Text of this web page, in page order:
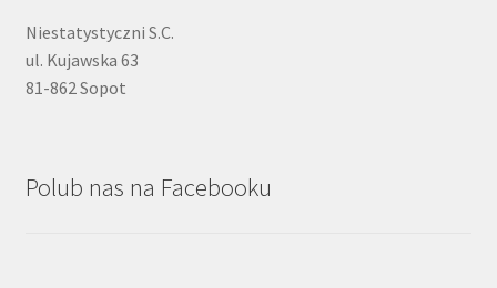
Niestatystyczni S.C.
ul. Kujawska 63
81-862 Sopot
Polub nas na Facebooku